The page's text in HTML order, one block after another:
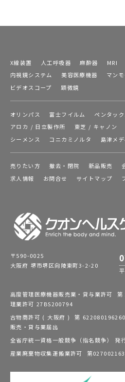
X線装置 人工呼吸器 麻酔器 MRI
内視鏡システム
美容医療機器 マン
ビデオスコープ
顕微鏡
オリンパス 富士フイルム ペンタック
アロカ / 日立製作所
東芝 / キャノン
シーメンス
コニカミノルタ 島津メ
売りたい方 撤去・閉院 新品販売
求人情報
お問合せ サイトマップ
〒590-0025
大阪府 堺市堺区向陵東町3-2-20
高度管理医療機器販売業・貸与業許可
理業許可 27BS200794
古物商許可 ( 大阪府 ) 第
販売・貸与業届出
全省庁統一資格一般競争（指名競争）
産業廃棄物収集運搬業許可 第